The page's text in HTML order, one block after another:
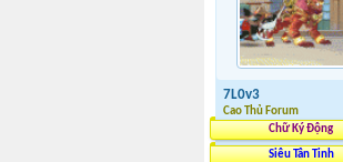
7L0v3
Cao Thủ Forum
Chữ Ký Động
Siêu Tân Tinh